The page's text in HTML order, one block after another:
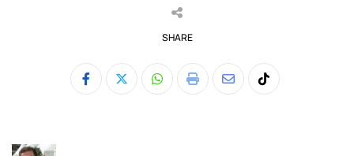
SHARE
Whatsapp
Print
ShareTiktok